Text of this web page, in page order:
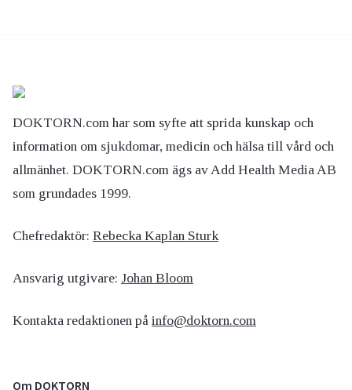
DOKTORN.com har som syfte att sprida kunskap och
information om sjukdomar, medicin och hälsa till vård och
allmänhet. DOKTORN.com ägs av Add Health Media AB
som grundades 1999.
Chefredaktör: Rebecka Kaplan Sturk
Ansvarig utgivare: Johan Bloom
Kontakta redaktionen på info@doktorn.com
Om DOKTORN